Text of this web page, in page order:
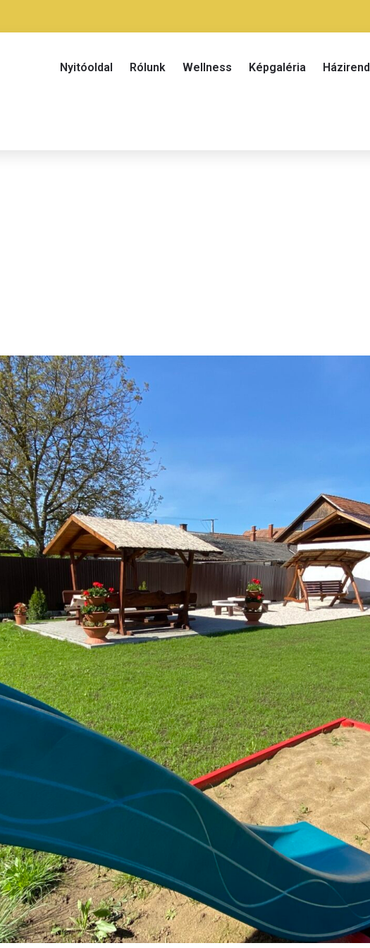
Nyitóoldal Rólunk Wellness Képgaléria Házirend